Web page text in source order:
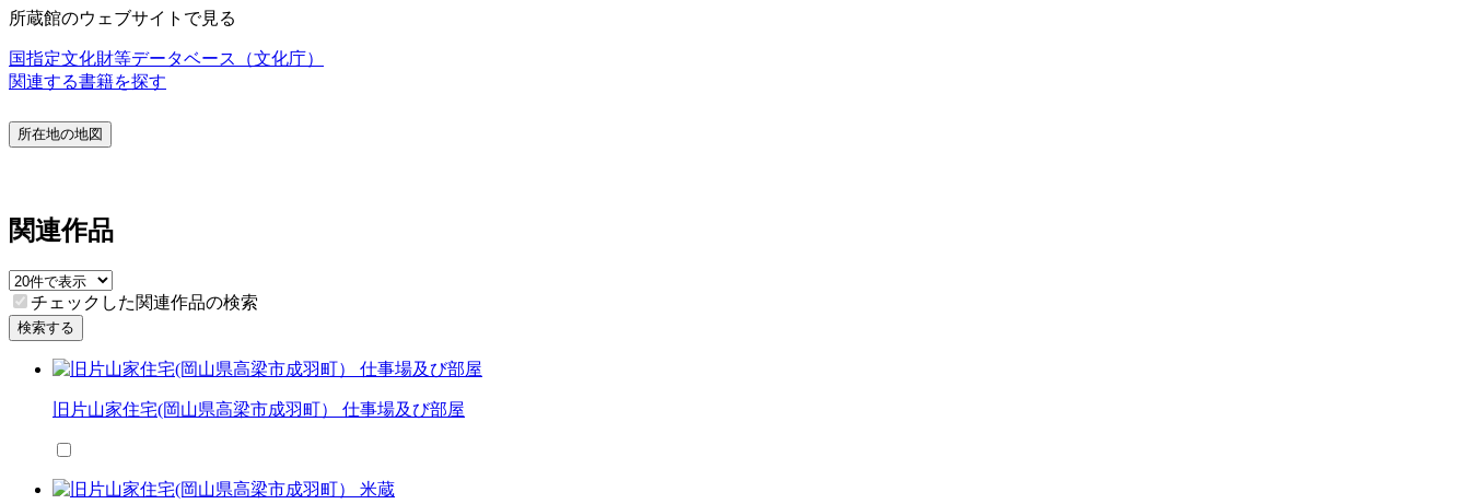
所蔵館のウェブサイトで見る
国指定文化財等データベース（文化庁）
関連する書籍を探す
所在地の地図
関連作品
チェックした関連作品の検索
検索する
旧片山家住宅(岡山県高梁市成羽町） 仕事場及び部屋